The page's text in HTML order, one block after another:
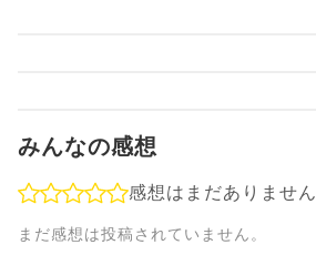
みんなの感想
感想はまだありません
まだ感想は投稿されていません。